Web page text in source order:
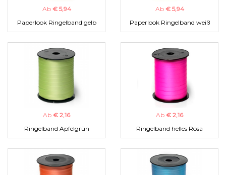
Ab € 5,94
Paperlook Ringelband gelb
Ab € 5,94
Paperlook Ringelband weiß
Ab € 2,16
Ringelband Apfelgrün
Ab € 2,16
Ringelband helles Rosa